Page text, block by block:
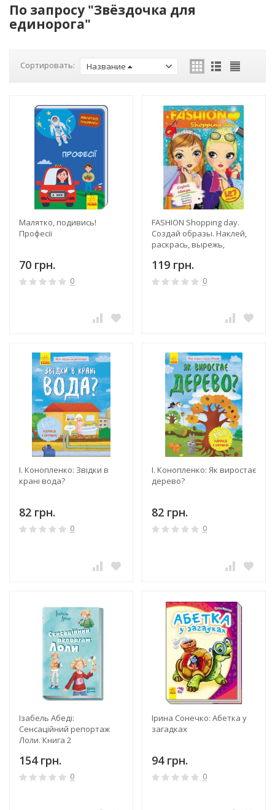
По запросу "Звёздочка для
единорога"
Сортировать: Название
Малятко, подивись!
Професії
70 грн.
0
FASHION Shopping day.
Создай образы. Наклей,
раскрась, вырежь,
119 грн.
0
І. Конопленко: Звідки в
крані вода?
82 грн.
0
І. Конопленко: Як виростає
дерево?
82 грн.
0
Ізабель Абеді:
Сенсаційний репортаж
Лоли. Книга 2
154 грн.
0
Ірина Сонечко: Абетка у
загадках
94 грн.
0